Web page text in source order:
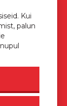
Kui
palun